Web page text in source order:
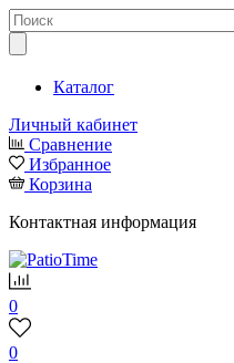
Каталог
Личный кабинет
Сравнение
Избранное
Корзина
Контактная информация
0
0